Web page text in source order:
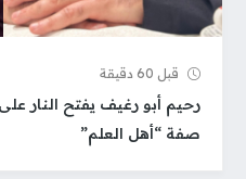
قبل 60 دقيقة
رحيم أبو رغيف يفتح النار
صفة “أهل العلم”